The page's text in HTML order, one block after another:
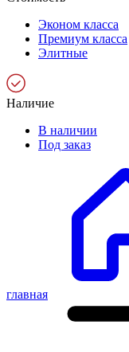
Эконом класса
Премиум класса
Элитные
Наличие
В наличии
Под заказ
главная